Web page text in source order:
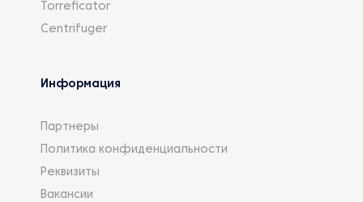
Torreficator
Centrifuger
Информация
Партнеры
Политика конфиденциальности
Реквизиты
Вакансии